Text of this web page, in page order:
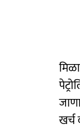
खर्च